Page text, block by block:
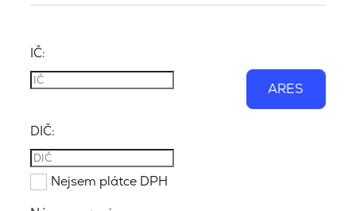
IČ:
ARES
DIČ:
Nejsem plátce DPH